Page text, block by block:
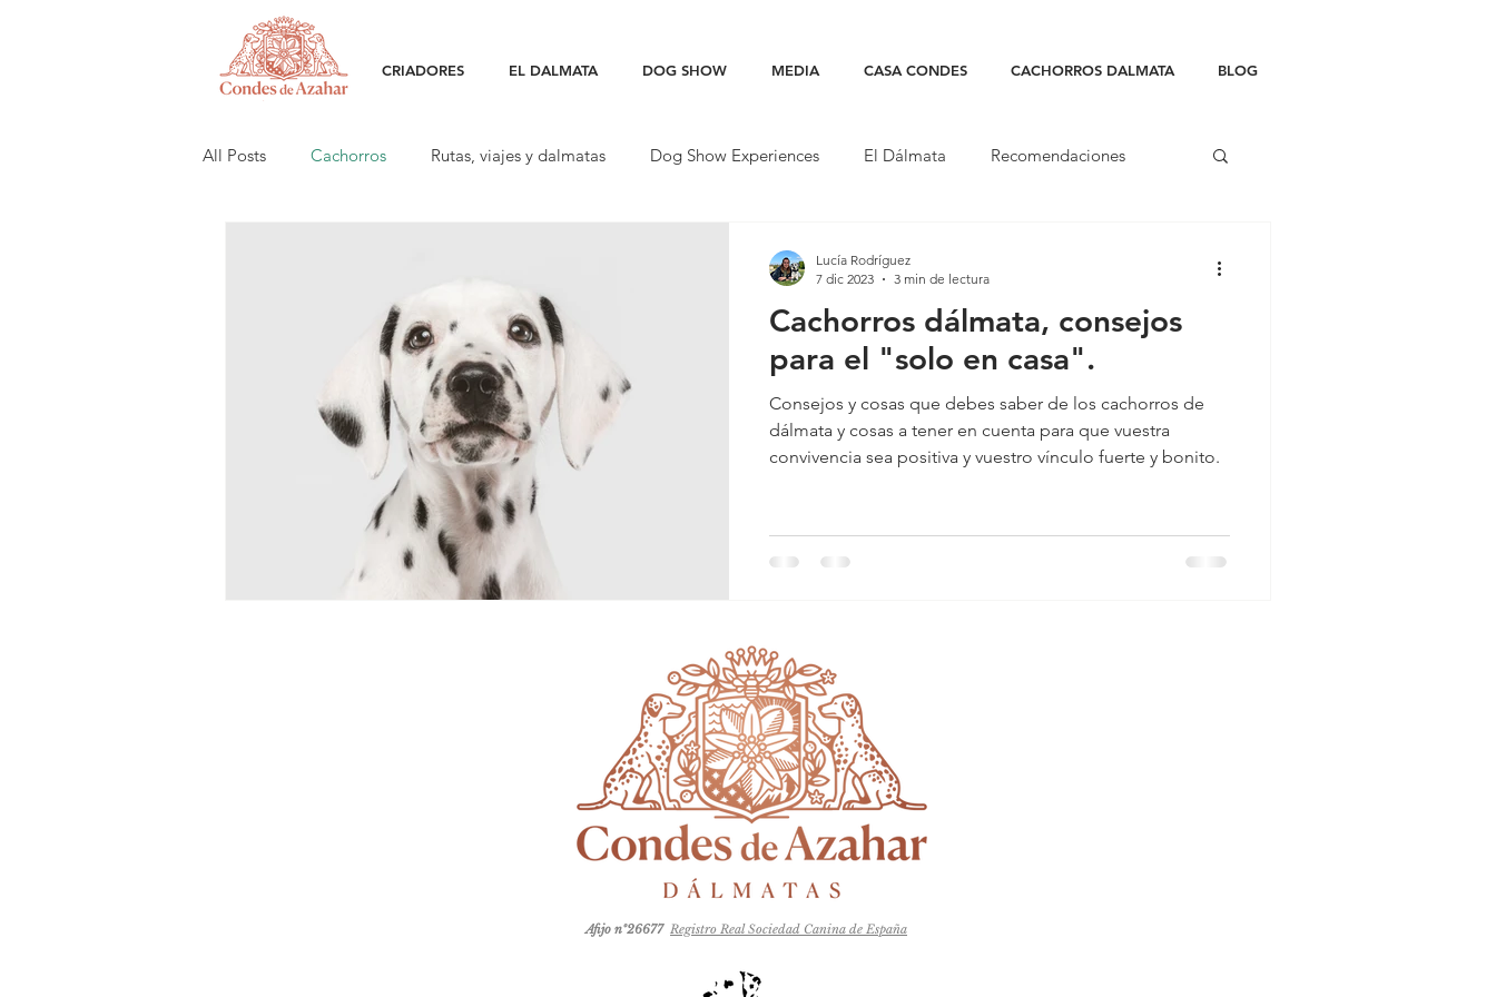
CRIADORES EL DALMATA DOG SHOW MEDIA CASA CONDES CACHORROS DALMATA BLOG
All Posts Cachorros Rutas, viajes y dalmatas Dog Show Experiences El Dálmata Recomendaciones
Cachorros dálmata, consejos
para el "solo en casa".
Consejos y cosas que debes saber de los cachorros de
dálmata y cosas a tener en cuenta para que vuestra
convivencia sea positiva y vuestro vínculo fuerte y bonito.
Lucía Rodríguez
7 dic 2023
3 min de lectura
Afijo nº26677 Registro Real Sociedad Canina de España